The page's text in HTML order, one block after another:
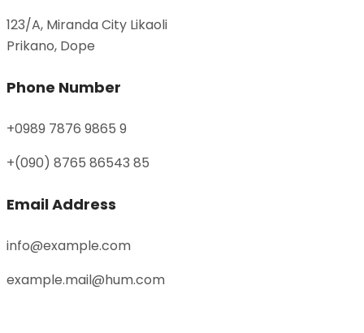
123/A, Miranda City Likaoli
Prikano, Dope
Phone Number
+0989 7876 9865 9
+(090) 8765 86543 85
Email Address
info@example.com
example.mail@hum.com